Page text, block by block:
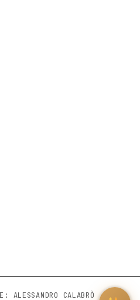
ALESSANDRO CALABRÒ · ISSN